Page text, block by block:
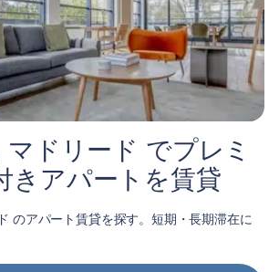
マドリード でプレミ
きアパートを賃貸
のアパート賃貸を探す。短期・長期滞在に